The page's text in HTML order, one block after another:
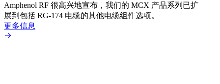
Amphenol RF 很高兴地宣布，我们的 MCX 产品系列已扩
展到包括 RG-174 电缆的其他电缆组件选项。
更多信息